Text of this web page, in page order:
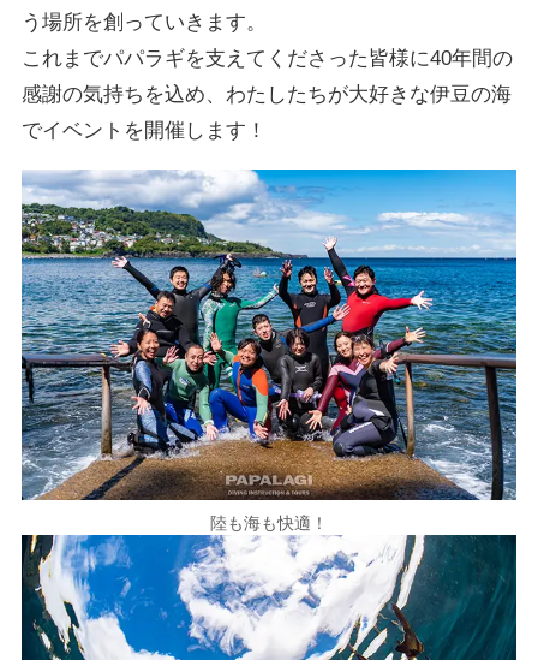
う場所を創っていきます。
これまでパパラギを支えてくださった皆様に40年間の
感謝の気持ちを込め、わたしたちが大好きな伊豆の海
でイベントを開催します！
陸も海も快適！